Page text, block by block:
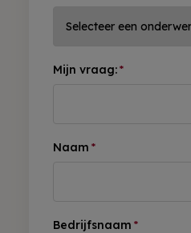
Mijn vraag:*
Naam *
Bedrijfsnaam *